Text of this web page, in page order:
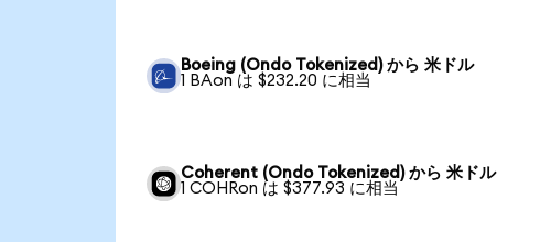
Boeing (Ondo Tokenized) から 米ドル
1 BAon は $232.20 に相当
Coherent (Ondo Tokenized) から 米ドル
1 COHRon は $377.93 に相当